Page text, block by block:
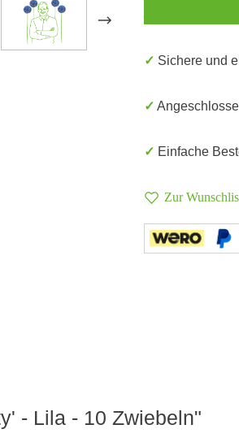
✓ Sichere
✓
✓ Einfache
Zur
- Lila - 10 Zwiebeln"